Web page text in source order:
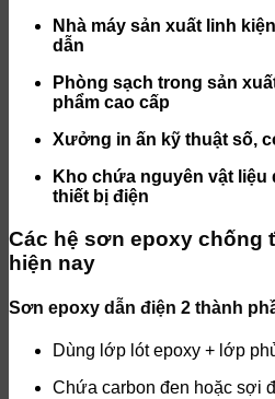
Nhà máy sản xuất linh
dẫn
Phòng sạch trong sản
phẩm cao cấp
Xưởng in ấn kỹ thuật số,
Kho chứa nguyên vật liệu
thiết bị điện
Các hệ sơn epoxy chống
hiện nay
Sơn epoxy dẫn điện 2 thành
Dùng lớp lót epoxy + lớp
Chứa carbon đen hoặc sợi